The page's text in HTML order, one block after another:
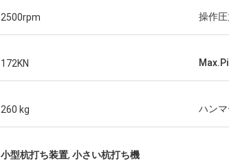
2500rpm 操作圧
172KN
260 kg ハン
小型杭打ち装置, 小さい杭打ち機